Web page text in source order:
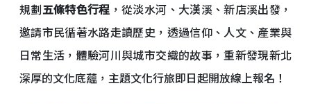
規劃五條特色行程 ，從淡水河、大漢溪、新店溪出發，
邀請市民循著水路走讀歷史，透過信仰、人文、產業與
日常生活，體驗河川與城市交織的故事，重新發現新北
深厚的文化底蘊，主題文化行旅即日起開放線上報名！